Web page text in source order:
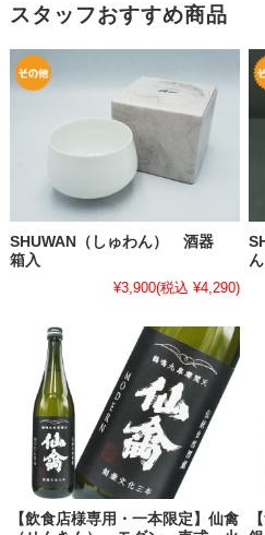
スタッフおすすめ商品
SHUWAN（しゅわん） 酒器
箱入
¥3,900(税込 ¥4,290)
【飲食店様専用・一本限定】仙禽